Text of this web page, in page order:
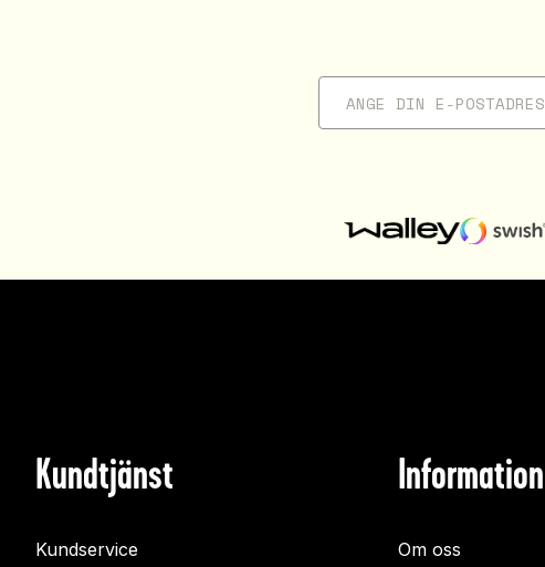
Kundtjänst
Kundservice
Information
Om oss